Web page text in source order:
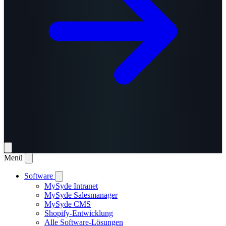
Menü
Software
MySyde Intranet
MySyde Salesmanager
MySyde CMS
Shopify-Entwicklung
Alle Software-Lösungen